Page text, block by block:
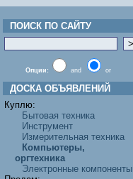
ПОИСК ПО САЙТУ
Опции: and or
ДОСКА ОБЪЯВЛЕНИЙ
Куплю:
Бытовая техника
Инструмент
Измерительная техника
Компьютеры,
оргтехника
Электронные компоненты